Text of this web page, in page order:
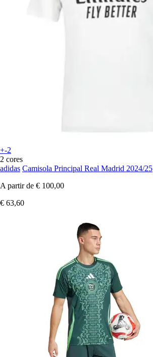
+-2
2 cores
adidas Camisola Principal Real Madrid 2024/25
A partir de € 100,00
€ 63,60